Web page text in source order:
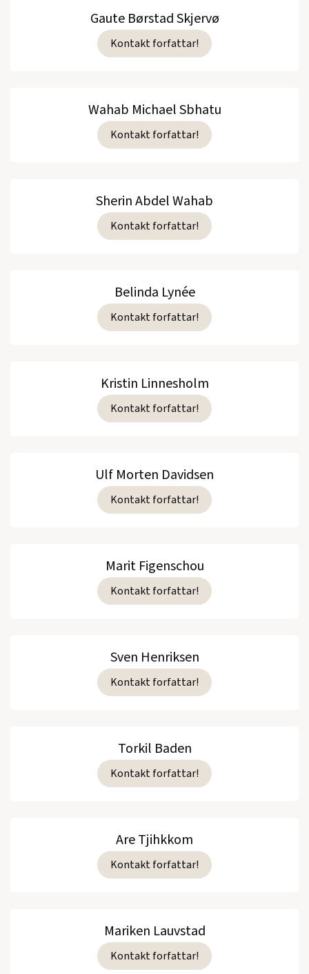
Gaute Børstad Skjervø
Kontakt forfattar!
Wahab Michael Sbhatu
Kontakt forfattar!
Sherin Abdel Wahab
Kontakt forfattar!
Belinda Lynée
Kontakt forfattar!
Kristin Linnesholm
Kontakt forfattar!
Ulf Morten Davidsen
Kontakt forfattar!
Marit Figenschou
Kontakt forfattar!
Sven Henriksen
Kontakt forfattar!
Torkil Baden
Kontakt forfattar!
Are Tjihkkom
Kontakt forfattar!
Mariken Lauvstad
Kontakt forfattar!